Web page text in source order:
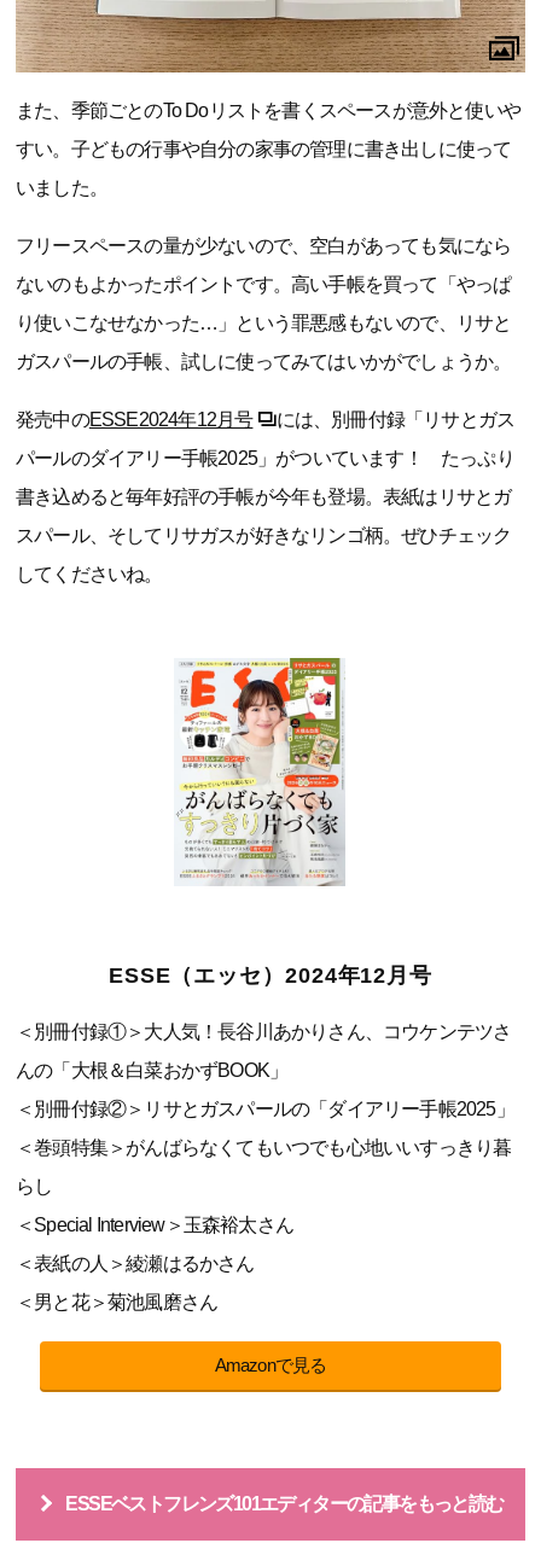
また、季節ごとのTo Doリストを書くスペースが意外と使いや
すい。子どもの行事や自分の家事の管理に書き出しに使って
いました。
フリースペースの量が少ないので、空白があっても気になら
ないのもよかったポイントです。高い手帳を買って「やっぱ
り使いこなせなかった…」という罪悪感もないので、リサと
ガスパールの手帳、試しに使ってみてはいかがでしょうか。
発売中のESSE2024年12月号
には、別冊付録「リサとガス
パールのダイアリー手帳2025」がついています！ たっぷり
書き込めると毎年好評の手帳が今年も登場。表紙はリサとガ
スパール、そしてリサガスが好きなリンゴ柄。ぜひチェック
してくださいね。
ESSE（エッセ）2024年12月号
＜別冊付録①＞大人気！長谷川あかりさん、コウケンテツさ
んの「大根＆白菜おかずBOOK」
＜別冊付録②＞リサとガスパールの「ダイアリー手帳2025」
＜巻頭特集＞がんばらなくてもいつでも心地いいすっきり暮
らし
＜Special Interview＞玉森裕太さん
＜表紙の人＞綾瀬はるかさん
＜男と花＞菊池風磨さん
Amazonで見る
ESSEベストフレンズ101エディターの記事をもっと読む